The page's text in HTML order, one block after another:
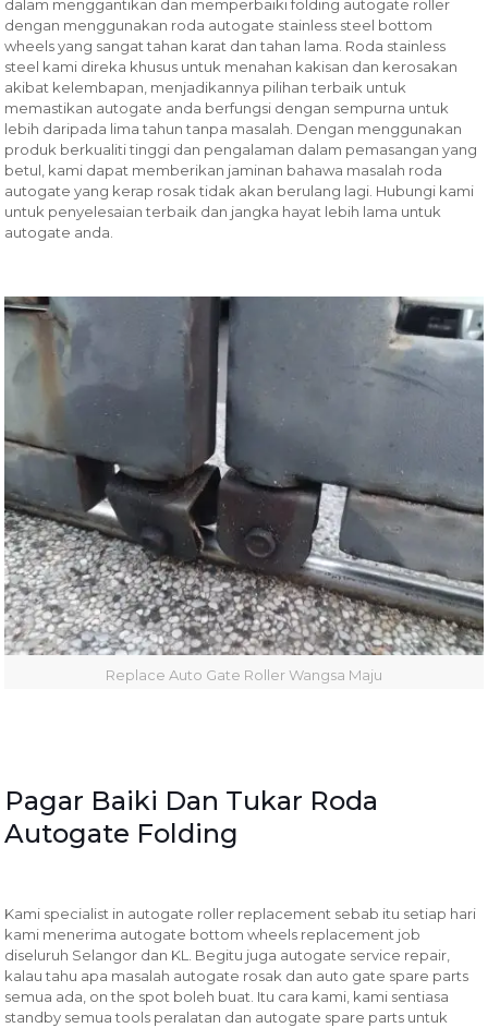
dalam menggantikan dan memperbaiki folding autogate roller
dengan menggunakan roda autogate stainless steel bottom
wheels yang sangat tahan karat dan tahan lama. Roda stainless
steel kami direka khusus untuk menahan kakisan dan kerosakan
akibat kelembapan, menjadikannya pilihan terbaik untuk
memastikan autogate anda berfungsi dengan sempurna untuk
lebih daripada lima tahun tanpa masalah. Dengan menggunakan
produk berkualiti tinggi dan pengalaman dalam pemasangan yang
betul, kami dapat memberikan jaminan bahawa masalah roda
autogate yang kerap rosak tidak akan berulang lagi. Hubungi kami
untuk penyelesaian terbaik dan jangka hayat lebih lama untuk
autogate anda.
Replace Auto Gate Roller Wangsa Maju
Pagar Baiki Dan Tukar Roda
Autogate Folding
Kami specialist in autogate roller replacement sebab itu setiap hari
kami menerima autogate bottom wheels replacement job
diseluruh Selangor dan KL. Begitu juga autogate service repair,
kalau tahu apa masalah autogate rosak dan auto gate spare parts
semua ada, on the spot boleh buat. Itu cara kami, kami sentiasa
standby semua tools peralatan dan autogate spare parts untuk